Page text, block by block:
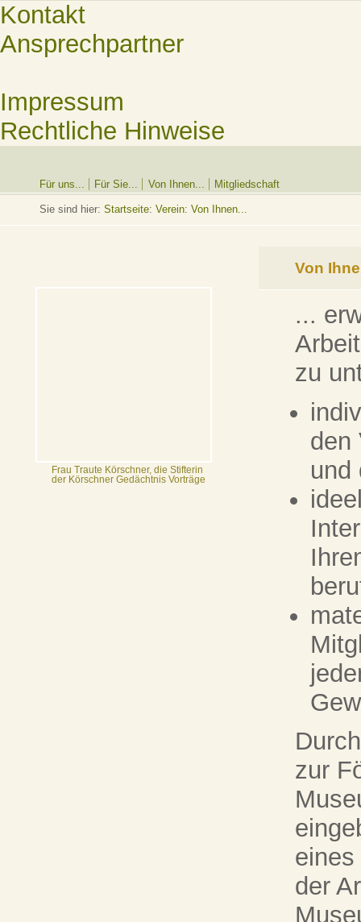
Kontakt
Ansprechpartner
Impressum
Rechtliche Hinweise
Für uns... Für Sie... Von Ihnen... Mitgliedschaft
Sie sind hier: Startseite: Verein: Von Ihnen...
Frau Traute Körschner, die Stifterin
der Körschner Gedächtnis Vorträge
Von
...
zu
den
und
zur
der